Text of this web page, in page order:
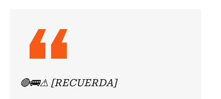
🔴🚌⚠ [RECUERDA]